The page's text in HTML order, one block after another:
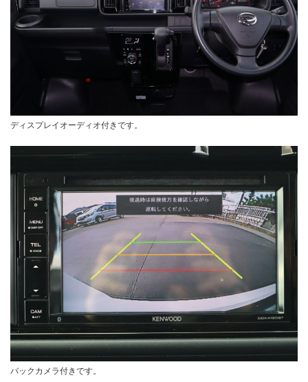
ディスプレイオーディオ付きです。
バックカメラ付きです。